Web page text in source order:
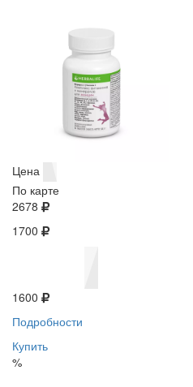
Цена
По карте
2678
1700
1600
Подробности
Купить
%